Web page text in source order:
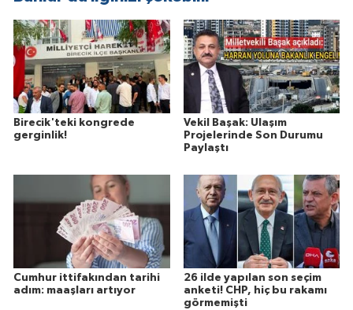
Birecik'teki kongrede
gerginlik!
Vekil Başak: Ulaşım
Projelerinde Son Durumu
Paylaştı
Cumhur ittifakından tarihi
adım: maaşları artıyor
26 ilde yapılan son seçim
anketi! CHP, hiç bu rakamı
görmemişti